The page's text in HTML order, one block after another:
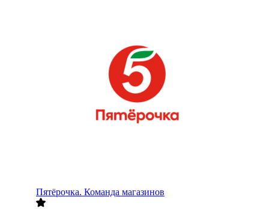
Пятёрочка. Команда магазинов